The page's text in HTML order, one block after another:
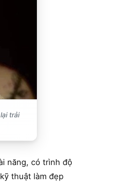
trải
năng, có trình độ
thuật làm đẹp